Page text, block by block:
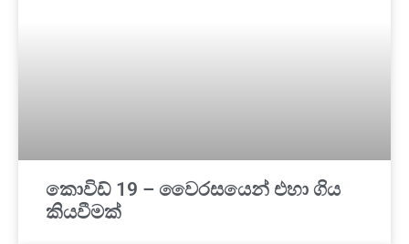
කොවිඩ් 19 – වෛරසයෙන් එහා ගිය
කියවීමක්